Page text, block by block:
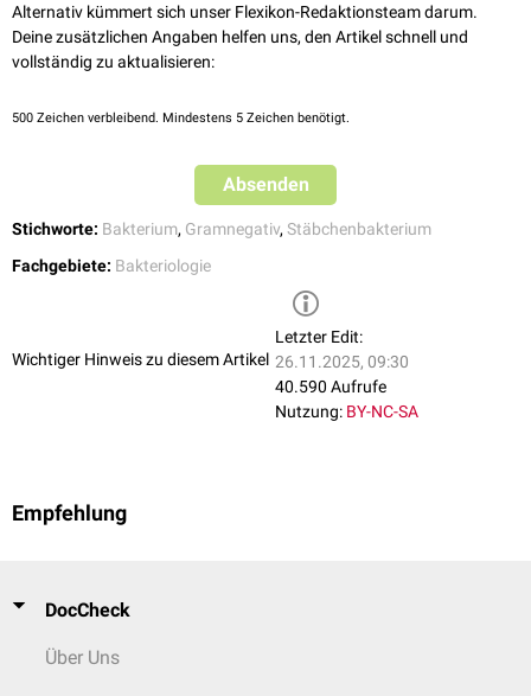
Alternativ kümmert sich unser Flexikon-Redaktionsteam darum.
Deine zusätzlichen Angaben helfen uns, den Artikel schnell und
vollständig zu aktualisieren:
500 Zeichen verbleibend. Mindestens 5 Zeichen benötigt.
Absenden
Stichworte: Bakterium, Gramnegativ, Stäbchenbakterium
Fachgebiete: Bakteriologie
Wichtiger Hinweis zu diesem Artikel
Letzter Edit:
26.11.2025, 09:30
40.590 Aufrufe
Nutzung: BY-NC-SA
Empfehlung
DocCheck
Über Uns